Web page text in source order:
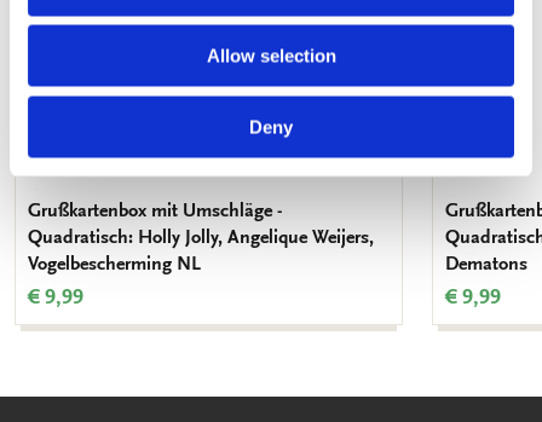
Allow selection
Deny
Grußkartenbox mit Umschläge -
Quadratisch: Holly Jolly, Angelique Weijers,
Vogelbescherming NL
€ 9,99
Dematons
€ 9,99